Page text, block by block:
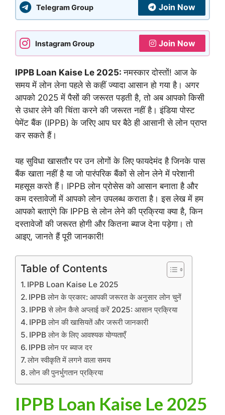
Telegram Group Join Now
Instagram Group Join Now
IPPB Loan Kaise Le 2025:नमस्कार दोस्तों! आज के
समय में लोन लेना पहले से कहीं ज्यादा आसान हो गया है। अगर
आपको 2025 में पैसों की जरूरत पड़ती है, तो अब आपको किसी
से उधार लेने की चिंता करने की जरूरत नहीं है। इंडिया पोस्ट
पेमेंट बैंक (IPPB) के जरिए आप घर बैठे ही आसानी से लोन प्राप्त
कर सकते हैं।
यह सुविधा खासतौर पर उन लोगों के लिए फायदेमंद है जिनके पास
बैंक खाता नहीं है या जो पारंपरिक बैंकों से लोन लेने में परेशानी
महसूस करते हैं। IPPB लोन प्रोसेस को आसान बनाता है और
कम दस्तावेजों में आपको लोन उपलब्ध कराता है। इस लेख में हम
आपको बताएंगे कि IPPB से लोन लेने की प्रक्रिया क्या है, किन
दस्तावेजों की जरूरत होगी और कितना ब्याज देना पड़ेगा। तो
आइए, जानते हैं पूरी जानकारी!
Table of Contents
IPPB Loan Kaise Le 2025
IPPB लोन के प्रकार: आपकी जरूरत के अनुसार लोन चुनें
IPPB से लोन कैसे अप्लाई करें 2025: आसान प्रक्रिया
IPPB लोन की खासियतें और जरूरी जानकारी
IPPB लोन के लिए आवश्यक योग्यताएँ
IPPB लोन पर ब्याज दर
लोन स्वीकृति में लगने वाला समय
लोन की पुनर्भुगतान प्रक्रिया
IPPB Loan Kaise Le 2025